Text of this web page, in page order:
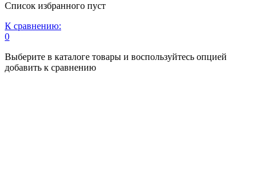
Список избранного пуст
К сравнению:
0
Выберите в каталоге товары и воспользуйтесь опцией
добавить к сравнению